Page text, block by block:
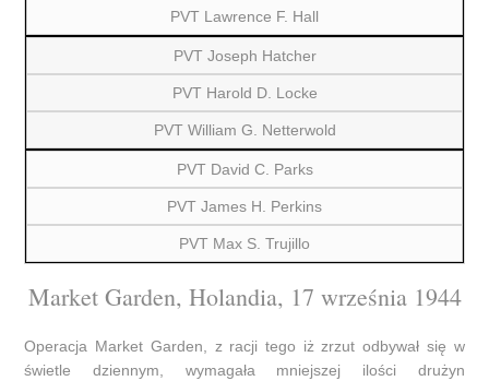
PVT Lawrence F. Hall
PVT Joseph Hatcher
PVT Harold D. Locke
PVT William G. Netterwold
PVT David C. Parks
PVT James H. Perkins
PVT Max S. Trujillo
Market Garden, Holandia, 17 września 1944
Operacja Market Garden, z racji tego iż zrzut odbywał się w
świetle dziennym, wymagała mniejszej ilości drużyn